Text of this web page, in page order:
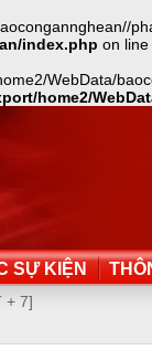
index.php on line
WebData/
home2/
SỰ KIỆN
+ 7]